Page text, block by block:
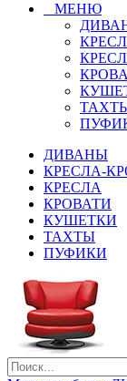
МЕНЮ
ДИВАНЫ
КРЕСЛА-
КРЕСЛА
КРОВАТИ
КУШЕТКИ
ТАХТЫ
ПУФИКИ